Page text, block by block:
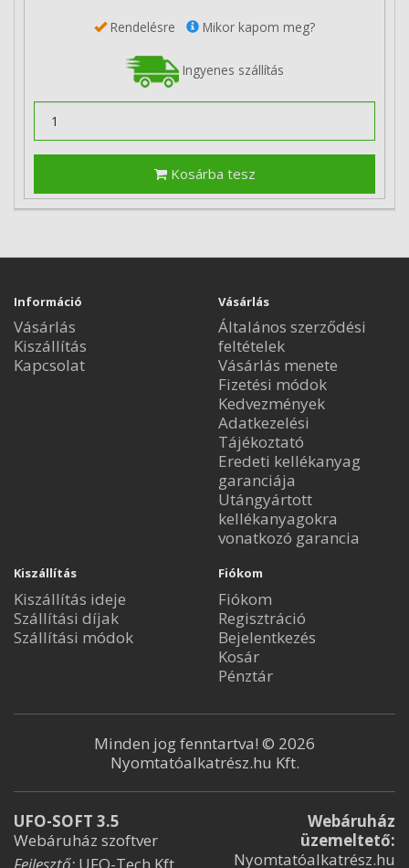
Rendelésre Mikor kapom meg?
Ingyenes szállítás
Kosárba tesz
Információ
Vásárlás
Kiszállítás
Kapcsolat
Vásárlás
Általános szerződési
feltételek
Vásárlás menete
Fizetési módok
Kedvezmények
Adatkezelési
Tájékoztató
Eredeti kellékanyag
garanciája
Utángyártott
kellékanyagokra
vonatkozó garancia
Kiszállítás
Kiszállítás ideje
Szállítási díjak
Szállítási módok
Fiókom
Fiókom
Regisztráció
Bejelentkezés
Kosár
Pénztár
Minden jog fenntartva! © 2026
Nyomtatóalkatrész.hu Kft.
UFO-SOFT 3.5
Webáruház szoftver
Webáruház
üzemeltető:
Nyomtatóalkatrész.hu